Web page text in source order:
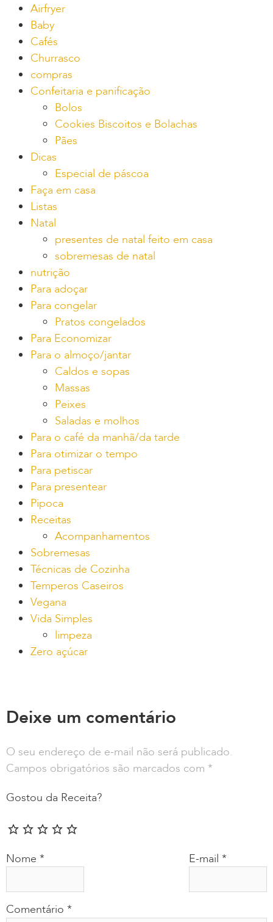
Airfryer
Baby
Cafés
Churrasco
compras
Confeitaria e panificação
Bolos
Cookies Biscoitos e Bolachas
Pães
Dicas
Especial de páscoa
Faça em casa
Listas
Natal
presentes de natal feito em casa
sobremesas de natal
nutrição
Para adoçar
Para congelar
Pratos congelados
Para Economizar
Para o almoço/jantar
Caldos e sopas
Massas
Peixes
Saladas e molhos
Para o café da manhã/da tarde
Para otimizar o tempo
Para petiscar
Para presentear
Pipoca
Receitas
Acompanhamentos
Sobremesas
Técnicas de Cozinha
Temperos Caseiros
Vegana
Vida Simples
limpeza
Zero açúcar
Deixe um comentário
O seu endereço de e-mail não será publicado.
Campos obrigatórios são marcados com *
Gostou da Receita?
Comentário *
Nome * E-mail *